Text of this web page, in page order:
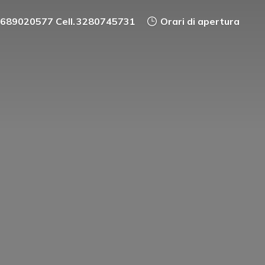
Cell. 3280745731 Orari di apertura